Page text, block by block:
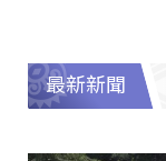
最新新聞